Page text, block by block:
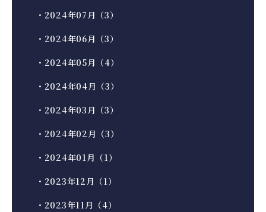
・2024年07月（3）
・2024年06月（3）
・2024年05月（4）
・2024年04月（3）
・2024年03月（3）
・2024年02月（3）
・2024年01月（1）
・2023年12月（1）
・2023年11月（4）